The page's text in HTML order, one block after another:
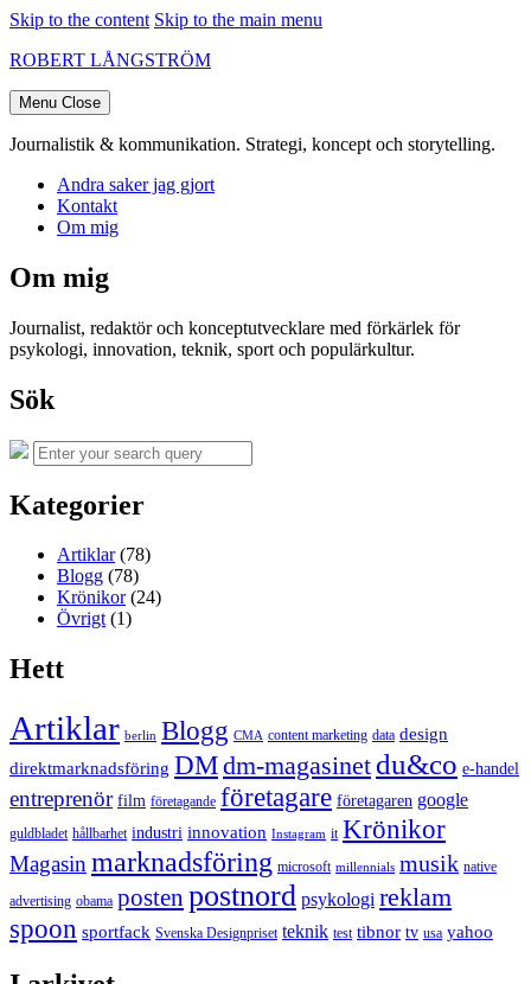
Skip to the content Skip to the main menu
ROBERT LÅNGSTRÖM
Menu Close
Journalistik & kommunikation. Strategi, koncept och storytelling.
Andra saker jag gjort
Kontakt
Om mig
Om mig
Journalist, redaktör och konceptutvecklare med förkärlek för
psykologi, innovation, teknik, sport och populärkultur.
Sök
Search
for:
Search
Kategorier
Artiklar(78)
Blogg (78)
Krönikor(24)
Övrigt(1)
Hett
Artiklar berlin Blogg CMA content marketing data design
direktmarknadsföring DMdm-magasinet du&co e-handel
entreprenör film företagande företagare företagaren google
guldbladet hållbarhet industri innovation Instagram it Krönikor
Magasinmarknadsföring microsoft millennials musik native
advertising obama posten postnord psykologi reklam
spoon sportfack Svenska Designpriset teknik test tibnor tv usa yahoo